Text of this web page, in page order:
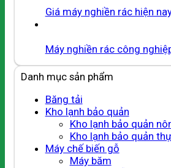
Giá máy nghiền rác hiện
Máy nghiền rác công
Danh mục sản phẩm
Băng tải
Kho lạnh bảo quản
Kho lạnh bảo quản
Kho lạnh bảo quản
Máy chế biến gỗ
Máy băm